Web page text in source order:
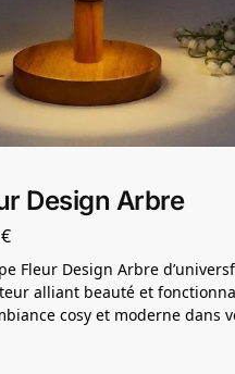
Design Arbre
€
Fleur Design Arbre
alliant beauté et
cosy et moderne dans